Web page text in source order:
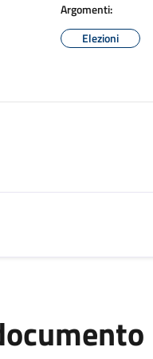
Argomenti:
Elezioni